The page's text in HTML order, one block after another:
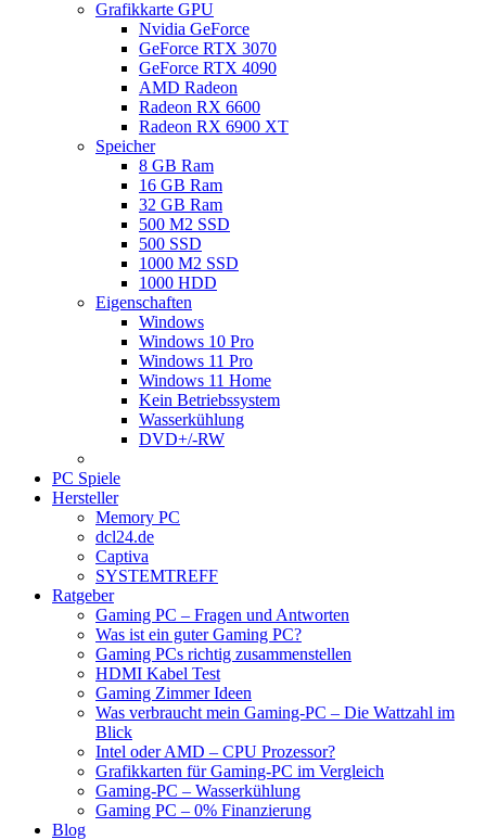
Grafikkarte GPU
Nvidia GeForce
GeForce RTX 3070
GeForce RTX 4090
AMD Radeon
Radeon RX 6600
Radeon RX 6900 XT
Speicher
8 GB Ram
16 GB Ram
32 GB Ram
500 M2 SSD
500 SSD
1000 M2 SSD
1000 HDD
Eigenschaften
Windows
Windows 10 Pro
Windows 11 Pro
Windows 11 Home
Kein Betriebssystem
Wasserkühlung
DVD+/-RW
PC Spiele
Hersteller
Memory PC
dcl24.de
Captiva
SYSTEMTREFF
Ratgeber
Gaming PC – Fragen und Antworten
Was ist ein guter Gaming PC?
Gaming PCs richtig zusammenstellen
HDMI Kabel Test
Gaming Zimmer Ideen
Was verbraucht mein Gaming-PC – Die Wattzahl im
Blick
Intel oder AMD – CPU Prozessor?
Grafikkarten für Gaming-PC im Vergleich
Gaming-PC – Wasserkühlung
Gaming PC – 0% Finanzierung
Blog